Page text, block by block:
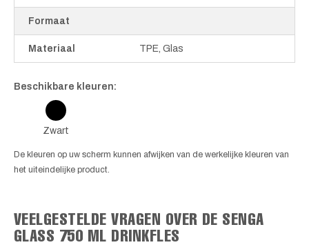
Formaat
Materiaal TPE, Glas
Beschikbare kleuren:
Zwart
De kleuren op uw scherm kunnen afwijken van de werkelijke kleuren van
het uiteindelijke product.
VEELGESTELDE VRAGEN OVER DE SENGA
GLASS 750 ML DRINKFLES